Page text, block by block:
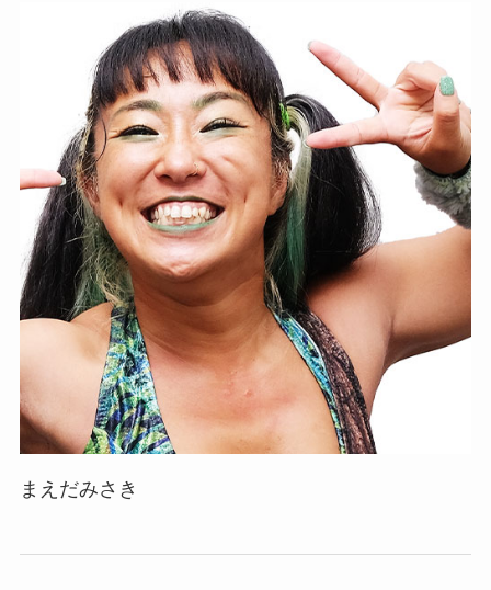
まえだみさき